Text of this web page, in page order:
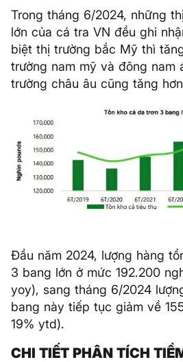
Trong tháng 6/2024, những
lớn của cá tra VN đều ghi
biệt thị trường bắc Mỹ thì
trường nam mỹ và đông nam
trường châu âu cũng tăng
Đầu năm 2024, lượng hàng
3 bang lớn ở mức 192.200
yoy), sang tháng 6/2024
bang này tiếp tục giảm về
19% ytd).
CHI TIẾT PHÂN TÍCH